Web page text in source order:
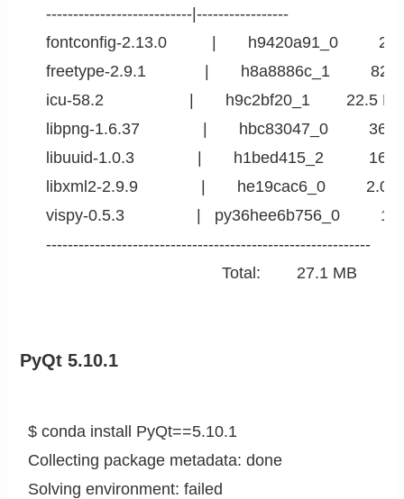
    ---------------------------|-----------------
fontconfig-2.13.0          |       h9420a91_0
freetype-2.9.1             |       h8a8886c_1
icu-58.2                   |       h9c2bf20_1        22.5
libpng-1.6.37              |       hbc83047_0
libuuid-1.0.3              |       h1bed415_2          16
libxml2-2.9.9              |       he19cac6_0         2.0
vispy-0.5.3                |   py36hee6b756_0
    ------------------------------------------------------------
                                           Total:        27.1 MB
PyQt 5.10.1
$ conda install PyQt==5.10.1
Collecting package metadata: done
Solving environment: failed